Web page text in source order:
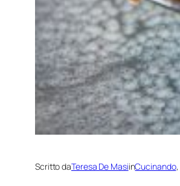
Scritto daTeresa De MasiinCucinando,